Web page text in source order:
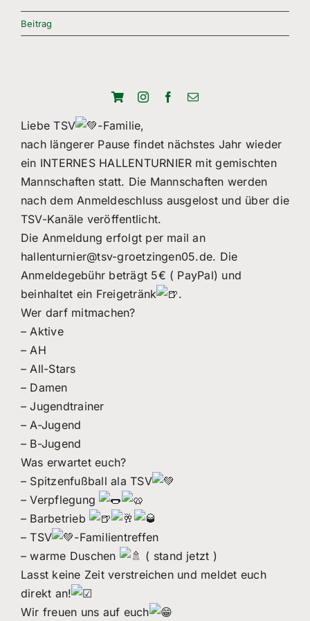
Freizeitsport
Boule
Über Uns
Mitgliedschaft
Beitrag
Liebe TSV
-Familie,
nach längerer Pause findet nächstes Jahr wieder
ein INTERNES HALLENTURNIER mit gemischten
Mannschaften statt. Die Mannschaften werden
nach dem Anmeldeschluss ausgelost und über die
TSV-Kanäle veröffentlicht.
Die Anmeldung erfolgt per mail an
hallenturnier@tsv-groetzingen05.de. Die
Anmeldegebühr beträgt 5€ ( PayPal) und
beinhaltet ein Freigetränk
.
Wer darf mitmachen?
– Aktive
– AH
– All-Stars
– Damen
– Jugendtrainer
– A-Jugend
– B-Jugend
Was erwartet euch?
– Spitzenfußball ala TSV
– Verpflegung
– Barbetrieb
– TSV
-Familientreffen
– warme Duschen
( stand jetzt )
Lasst keine Zeit verstreichen und meldet euch
direkt an!
Wir freuen uns auf euch